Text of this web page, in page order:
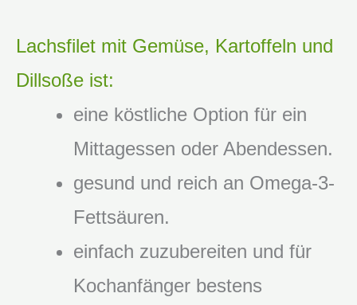
Lachsfilet mit Gemüse, Kartoffeln und
Dillsoße ist:
eine köstliche Option für ein
Mittagessen oder Abendessen.
gesund und reich an Omega-3-
Fettsäuren.
einfach zuzubereiten und für
Kochanfänger bestens